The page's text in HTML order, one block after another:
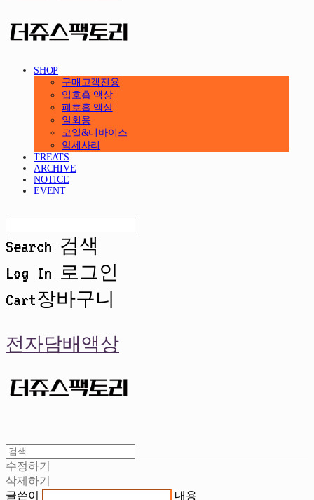
SHOP
구매고객전용
입호흡 액상
폐호흡 액상
일회용
코일&디바이스
악세사리
TREATS
ARCHIVE
NOTICE
EVENT
Search 검색
Log In 로그인
Cart장바구니
전자담배액상
수정하기
삭제하기
글쓴이
내용